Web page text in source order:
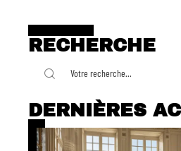
RECHERCHE
DERNIÈRES